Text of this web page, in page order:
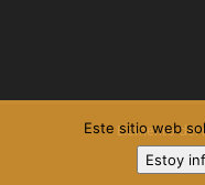
Elemento del
Este sitio web
Estoy